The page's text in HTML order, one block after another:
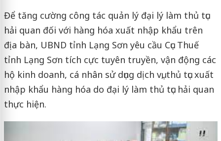
Để tăng cường công tác quản lý đại lý làm thủ tục
hải quan đối với hàng hóa xuất nhập khẩu trên
địa bàn, UBND tỉnh Lạng Sơn yêu cầu Cục Thuế
tỉnh Lạng Sơn tích cực tuyên truyền, vận động các
hộ kinh doanh, cá nhân sử dụng dịch vụ, thủ tục xuất
nhập khẩu hàng hóa do đại lý làm thủ tục hải quan
thực hiện.